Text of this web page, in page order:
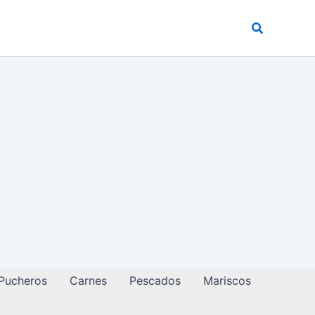
Buscar
Carnes Pescados
Mariscos